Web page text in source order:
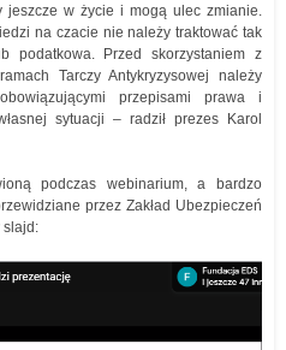
jeszcze w życie i mogą ulec zmianie.
na czacie nie należy traktować tak
podatkowa. Przed skorzystaniem z
Tarczy Antykryzysowej należy
przepisami prawa i
sytuacji – radził prezes Karol
podczas webinarium, a bardzo
przez Zakład Ubezpieczeń
slajd: